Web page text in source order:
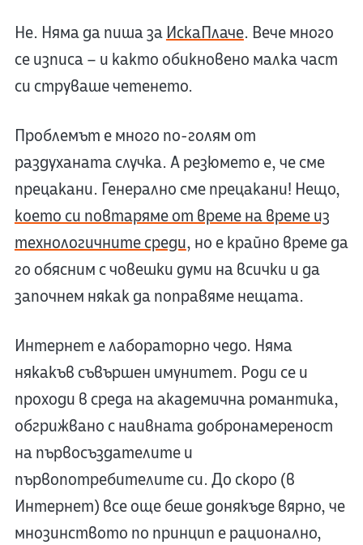
Не. Няма да пиша за ИскаПлаче. Вече много
се изписа – и както обикновено малка част
си струваше четенето.
Проблемът е много по-голям от
раздуханата случка. А резюмето е, че сме
прецакани. Генерално сме прецакани! Нещо,
което си повтаряме от време на време из
технологичните среди, но е крайно време да
го обясним с човешки думи на всички и да
започнем някак да поправяме нещата.
Интернет е лабораторно чедо. Няма
някакъв съвършен имунитет. Роди се и
проходи в среда на академична романтика,
обгрижвано с наивната добронамереност
на първосъздателите и
първопотребителите си. До скоро (в
Интернет) все още беше донякъде вярно, че
мнозинството по принцип е рационално,